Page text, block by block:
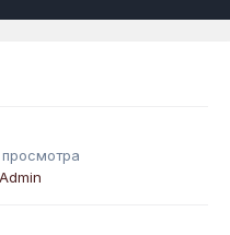
просмотра